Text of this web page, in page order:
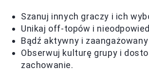
Szanuj innych graczy i ich
Unikaj off-topów i
Bądź aktywny i
Obserwuj kulturę grupy i
zachowanie.